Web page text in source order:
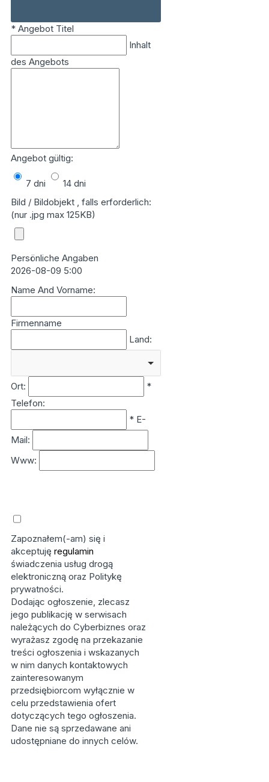
*Angebot Titel
Inhalt
des Angebots
Angebot gültig:
7 dni
14 dni
Bild / Bildobjekt , falls erforderlich:
(nur .jpg max 125KB)
Persönliche Angaben
2026-08-09 5:00
Name And Vorname:
Firmenname
Land:
Ort:
*
Telefon:
*E-
Mail:
Www:
Zapoznałem(-am) się i
akceptuję regulamin
świadczenia usług drogą
elektroniczną oraz Politykę
prywatności.
Dodając ogłoszenie, zlecasz
jego publikację w serwisach
należących do Cyberbiznes oraz
wyrażasz zgodę na przekazanie
treści ogłoszenia i wskazanych
w nim danych kontaktowych
zainteresowanym
przedsiębiorcom wyłącznie w
celu przedstawienia ofert
dotyczących tego ogłoszenia.
Dane nie są sprzedawane ani
udostępniane do innych celów.